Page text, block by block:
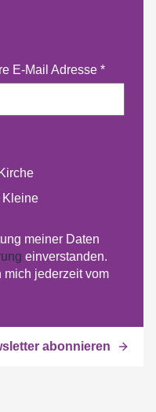
E-Mail Adresse *
Kleine
meiner Daten
einverstanden.
mich jederzeit vom